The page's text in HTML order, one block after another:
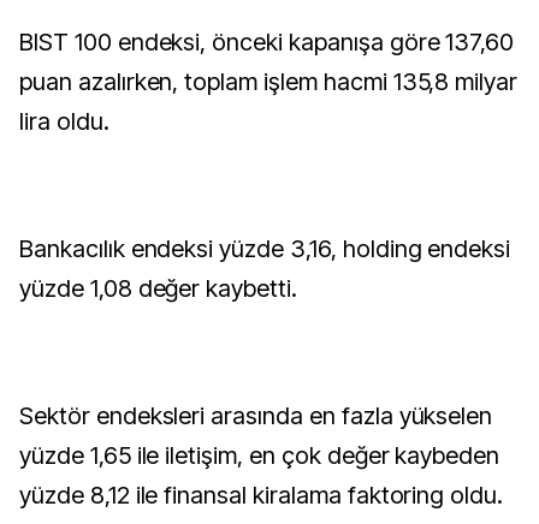
BIST 100 endeksi, önceki kapanışa göre 137,60
puan azalırken, toplam işlem hacmi 135,8 milyar
lira oldu.
Bankacılık endeksi yüzde 3,16, holding endeksi
yüzde 1,08 değer kaybetti.
Sektör endeksleri arasında en fazla yükselen
yüzde 1,65 ile iletişim, en çok değer kaybeden
yüzde 8,12 ile finansal kiralama faktoring oldu.